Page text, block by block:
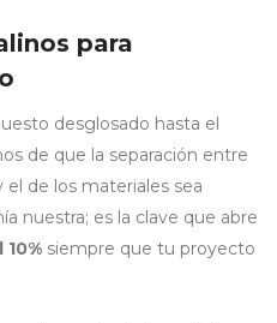
para
desglosado hasta el
de que la separación entre
de los materiales sea
nuestra; es la clave que abre
siempre que tu proyecto